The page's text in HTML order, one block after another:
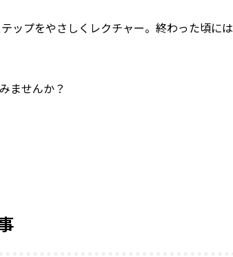
ップをやさしくレクチャー。終わった頃には
ませんか？